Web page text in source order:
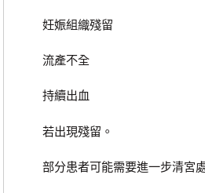
妊娠組織殘留
流產不全
持續出血
若出現殘留。
部分患者可能需要進一步清宮處